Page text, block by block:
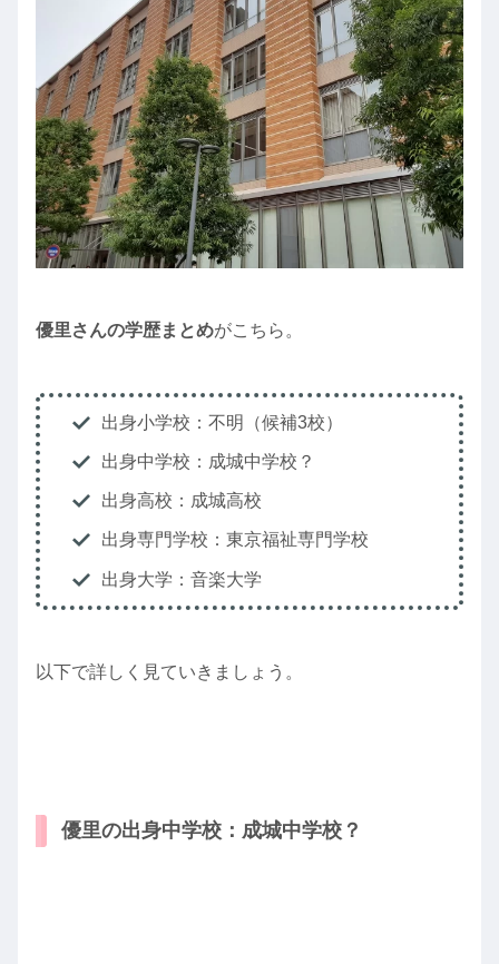
優里さんの学歴まとめがこちら。
出身小学校：不明（候補3校）
出身中学校：成城中学校？
出身高校：成城高校
出身専門学校：東京福祉専門学校
出身大学：音楽大学
以下で詳しく見ていきましょう。
優里の出身中学校：成城中学校？